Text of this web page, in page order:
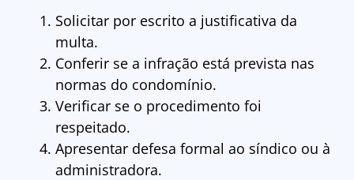
Solicitar por escrito a justificativa da
multa.
Conferir se a infração está prevista nas
normas do condomínio.
Verificar se o procedimento foi
respeitado.
Apresentar defesa formal ao síndico ou à
administradora.